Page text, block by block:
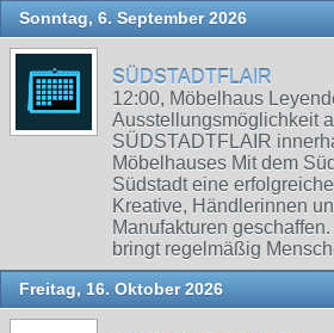
Sonntag, 6. September 2026
SÜDSTADTFLAIR
12:00, Möbelhaus
Ausstellungsmöglichkeit
SÜDSTADTFLAIR
Möbelhauses Mit dem
Südstadt eine
Kreative, Händlerinnen
Manufakturen
bringt regelmäßig
Freitag, 16. Oktober 2026